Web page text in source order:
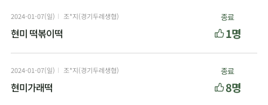
2024-01-07(일) 조*지(경기두레생협)
현미 떡볶이떡
종료
1명
2024-01-07(일) 조*지(경기두레생협)
현미가래떡
종료
8명